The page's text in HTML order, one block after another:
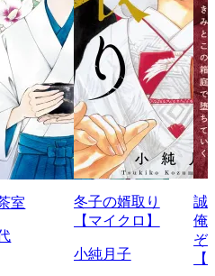
室
冬子の婿取り
【マイクロ】
小純月子
誠
俺
ぞ